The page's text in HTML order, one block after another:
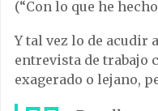
(“Con lo que he
Y tal vez lo de acudir
entrevista de trabajo
exagerado o lejano,